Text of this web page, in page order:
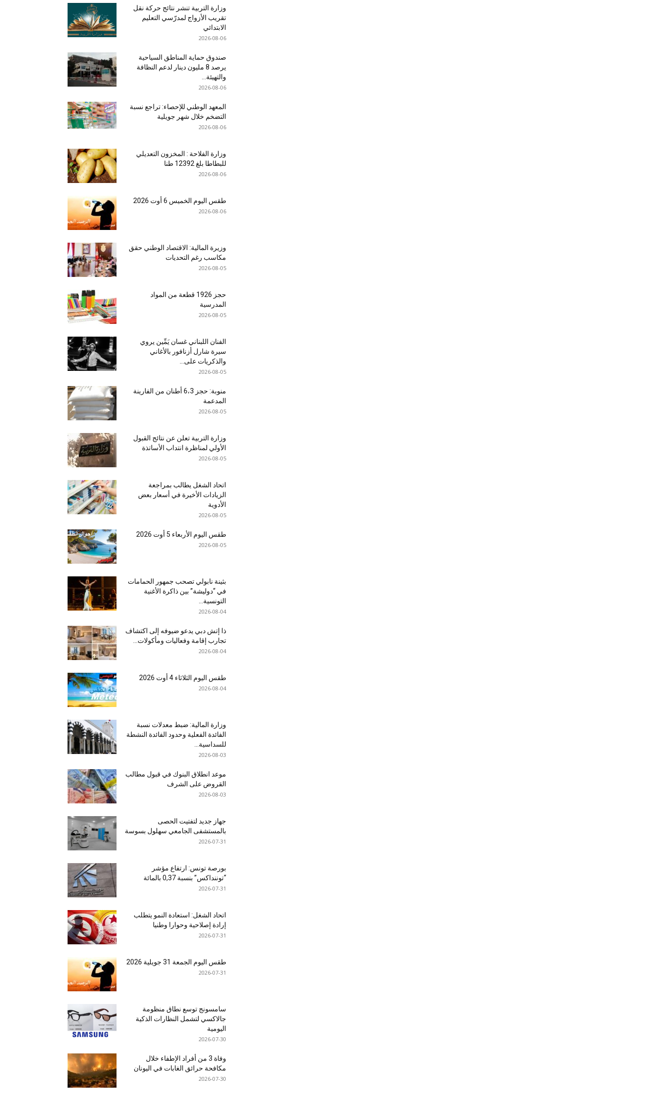
وزارة التربية تنشر نتائج حركة نقل
تقريب الأزواج لمدرّسي التعليم
الابتدائي
2026-08-06
صندوق حماية المناطق السياحية
يرصد 8 مليون دينار لدعم النظافة
والتهيئة...
2026-08-06
المعهد الوطني للإحصاء: تراجع نسبة
التضخم خلال شهر جويلية
2026-08-06
وزارة الفلاحة : المخزون التعديلي
للبطاطا بلغ 12392 طنا
2026-08-06
طقس اليوم الخميس 6 أوت 2026
2026-08-06
وزيرة المالية: الاقتصاد الوطني حقق
مكاسب رغم التحديات
2026-08-05
حجز 1926 قطعة من المواد
المدرسية
2026-08-05
الفنان اللبناني غسان يَمِّين يروي
سيرة شارل أزنافور بالأغاني
والذكريات على...
2026-08-05
منوبة: حجز 6،3 أطنان من الفارينة
المدعمة
2026-08-05
وزارة التربية تعلن عن نتائج القبول
الأولي لمناظرة انتداب الأساتذة
2026-08-05
اتحاد الشغل يطالب بمراجعة
الزيادات الأخيرة في أسعار بعض
الأدوية
2026-08-05
طقس اليوم الأربعاء 5 أوت 2026
2026-08-05
بثينة نابولي تصحب جمهور الحمامات
في “دوليشة” بين ذاكرة الأغنية
التونسية...
2026-08-04
ذا إتش دبي يدعو ضيوفه إلى اكتشاف
تجارب إقامة وفعاليات ومأكولات...
2026-08-04
طقس اليوم الثلاثاء 4 أوت 2026
2026-08-04
وزارة المالية: ضبط معدلات نسبة
الفائدة الفعلية وحدود الفائدة النشطة
للسداسية...
2026-08-03
موعد انطلاق البنوك في قبول مطالب
القروض على الشرف
2026-08-03
جهاز جديد لتفتيت الحصى
بالمستشفى الجامعي سهلول بسوسة
2026-07-31
بورصة تونس: ارتفاع مؤشر
“توننداكس” بنسبة 0,37 بالمائة
2026-07-31
اتحاد الشغل: استعادة النمو يتطلب
إرادة إصلاحية وحوارا وطنيا
2026-07-31
طقس اليوم الجمعة 31 جويلية 2026
2026-07-31
سامسونج توسع نطاق منظومة
جالاكسي لتشمل النظارات الذكية
اليومية
2026-07-30
وفاة 3 من أفراد الإطفاء خلال
مكافحة حرائق الغابات في اليونان
2026-07-30